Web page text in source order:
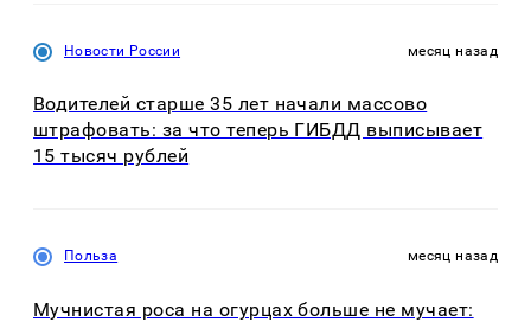
Новости России месяц назад
Водителей старше 35 лет начали массово
штрафовать: за что теперь ГИБДД выписывает
15 тысяч рублей
Польза месяц назад
Мучнистая роса на огурцах больше не мучает: